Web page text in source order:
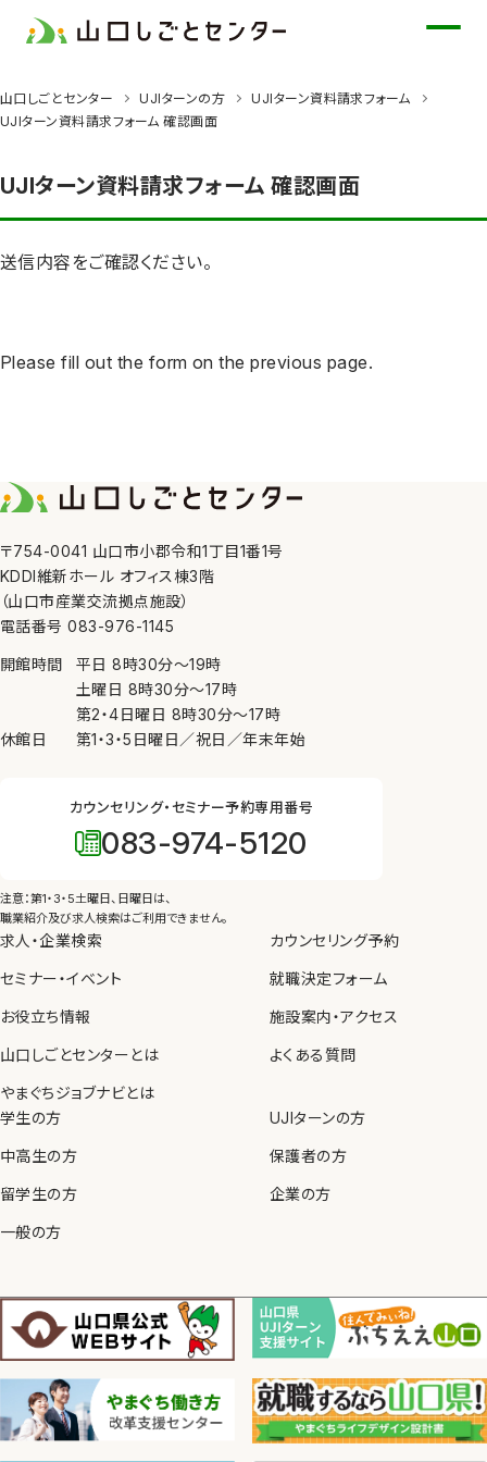
コ
ン
に
ッ
山口しごとセンター UJIターンの方
UJIターン資料請求フォーム
UJIターン資料請求フォーム 確認画面
UJIターン資料請求フォーム 確認画面
送信内容をご確認ください。
Please fill out the form on the previous page.
〒754-0041 山口市小郡令和1丁目1番1号
KDDI維新ホール オフィス棟3階
（山口市産業交流拠点施設）
電話番号 083-976-1145
開館時間 平日8時30分〜19時
土曜日 8時30分〜17時
第2・4日曜日 8時30分〜17時
休館日
第1・3・5日曜日／祝日／年末年始
カウンセリング・セミナー予約専用番号
083-974-5120
注意：第1・3・5土曜日、日曜日は、
職業紹介及び求人検索はご利用できません。
求人・企業検索
セミナー・イベント
お役立ち情報
山口しごとセンターとは
やまぐちジョブナビとは
カウンセリング予約
就職決定フォーム
施設案内・アクセス
よくある質問
学生の方
中高生の方
留学生の方
一般の方
UJIターンの方
保護者の方
企業の方